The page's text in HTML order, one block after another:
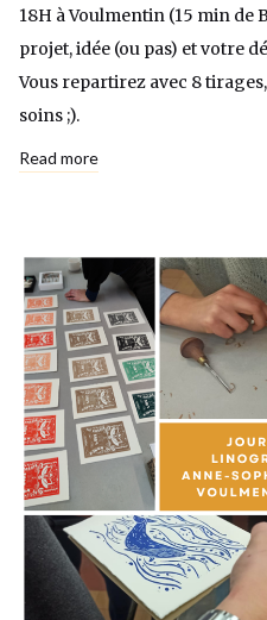
18H à Voulmentin (15 min de
projet, idée (ou pas) et votre
Vous repartirez avec 8
soins ;).
Read more